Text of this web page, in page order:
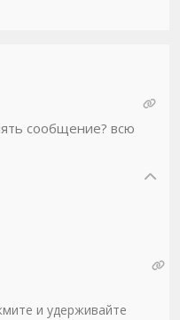
сообщение? всю
и удерживайте